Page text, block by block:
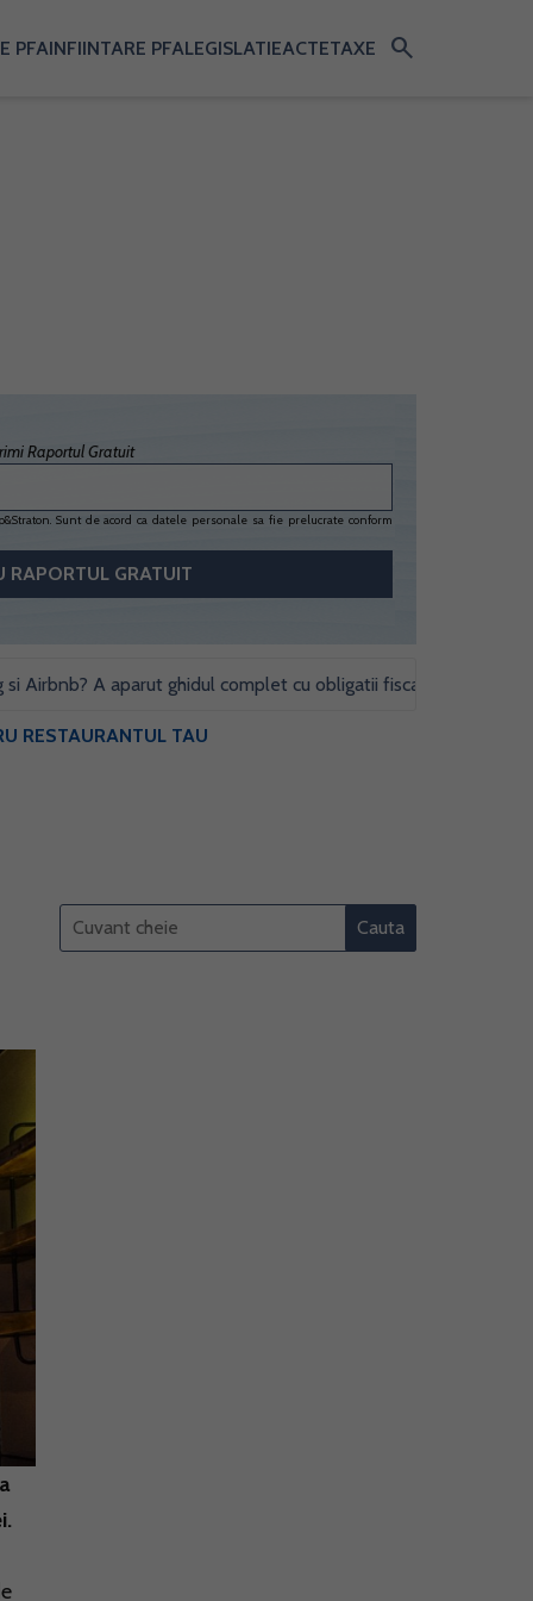
PFAINFIINTARE PFALEGISLATIEACTETAXE search
Raportul Gratuit
Sunt de acord ca datele personale sa fie prelucrate conform
A aparut ghidul complet cu obligatii fiscale si studii de caz
RESTAURANTUL TAU